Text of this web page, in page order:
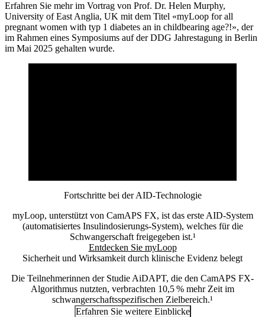
Erfahren Sie mehr im Vortrag von Prof. Dr. Helen Murphy,
University of East Anglia, UK mit dem Titel «myLoop for all
pregnant women with typ 1 diabetes an in childbearing age?!», der
im Rahmen eines Symposiums auf der DDG Jahrestagung in Berlin
im Mai 2025 gehalten wurde.
Fortschritte bei der AID-Technologie
myLoop, unterstützt von CamAPS FX, ist das erste AID-System
(automatisiertes Insulindosierungs-System), welches für die
Schwangerschaft freigegeben ist.¹
Entdecken Sie myLoop
Sicherheit und Wirksamkeit durch klinische Evidenz belegt
Die Teilnehmerinnen der Studie AiDAPT, die den CamAPS FX-
Algorithmus nutzten, verbrachten 10,5 % mehr Zeit im
schwangerschaftsspezifischen Zielbereich.¹
Erfahren Sie weitere Einblicke